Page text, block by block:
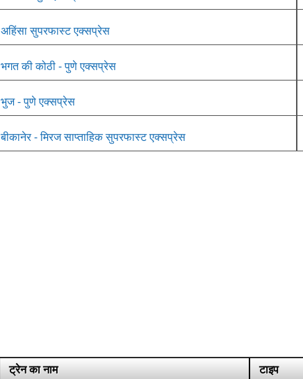
अहिंसा सुपरफास्ट एक्सप्रेस
भगत की कोठी - पुणे एक्सप्रेस
भुज - पुणे एक्सप्रेस
बीकानेर - मिरज साप्ताहिक सुपरफास्ट एक्सप्रेस
ट्रेन का नाम टाइप